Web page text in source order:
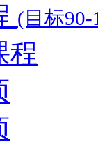
(目标90-
程